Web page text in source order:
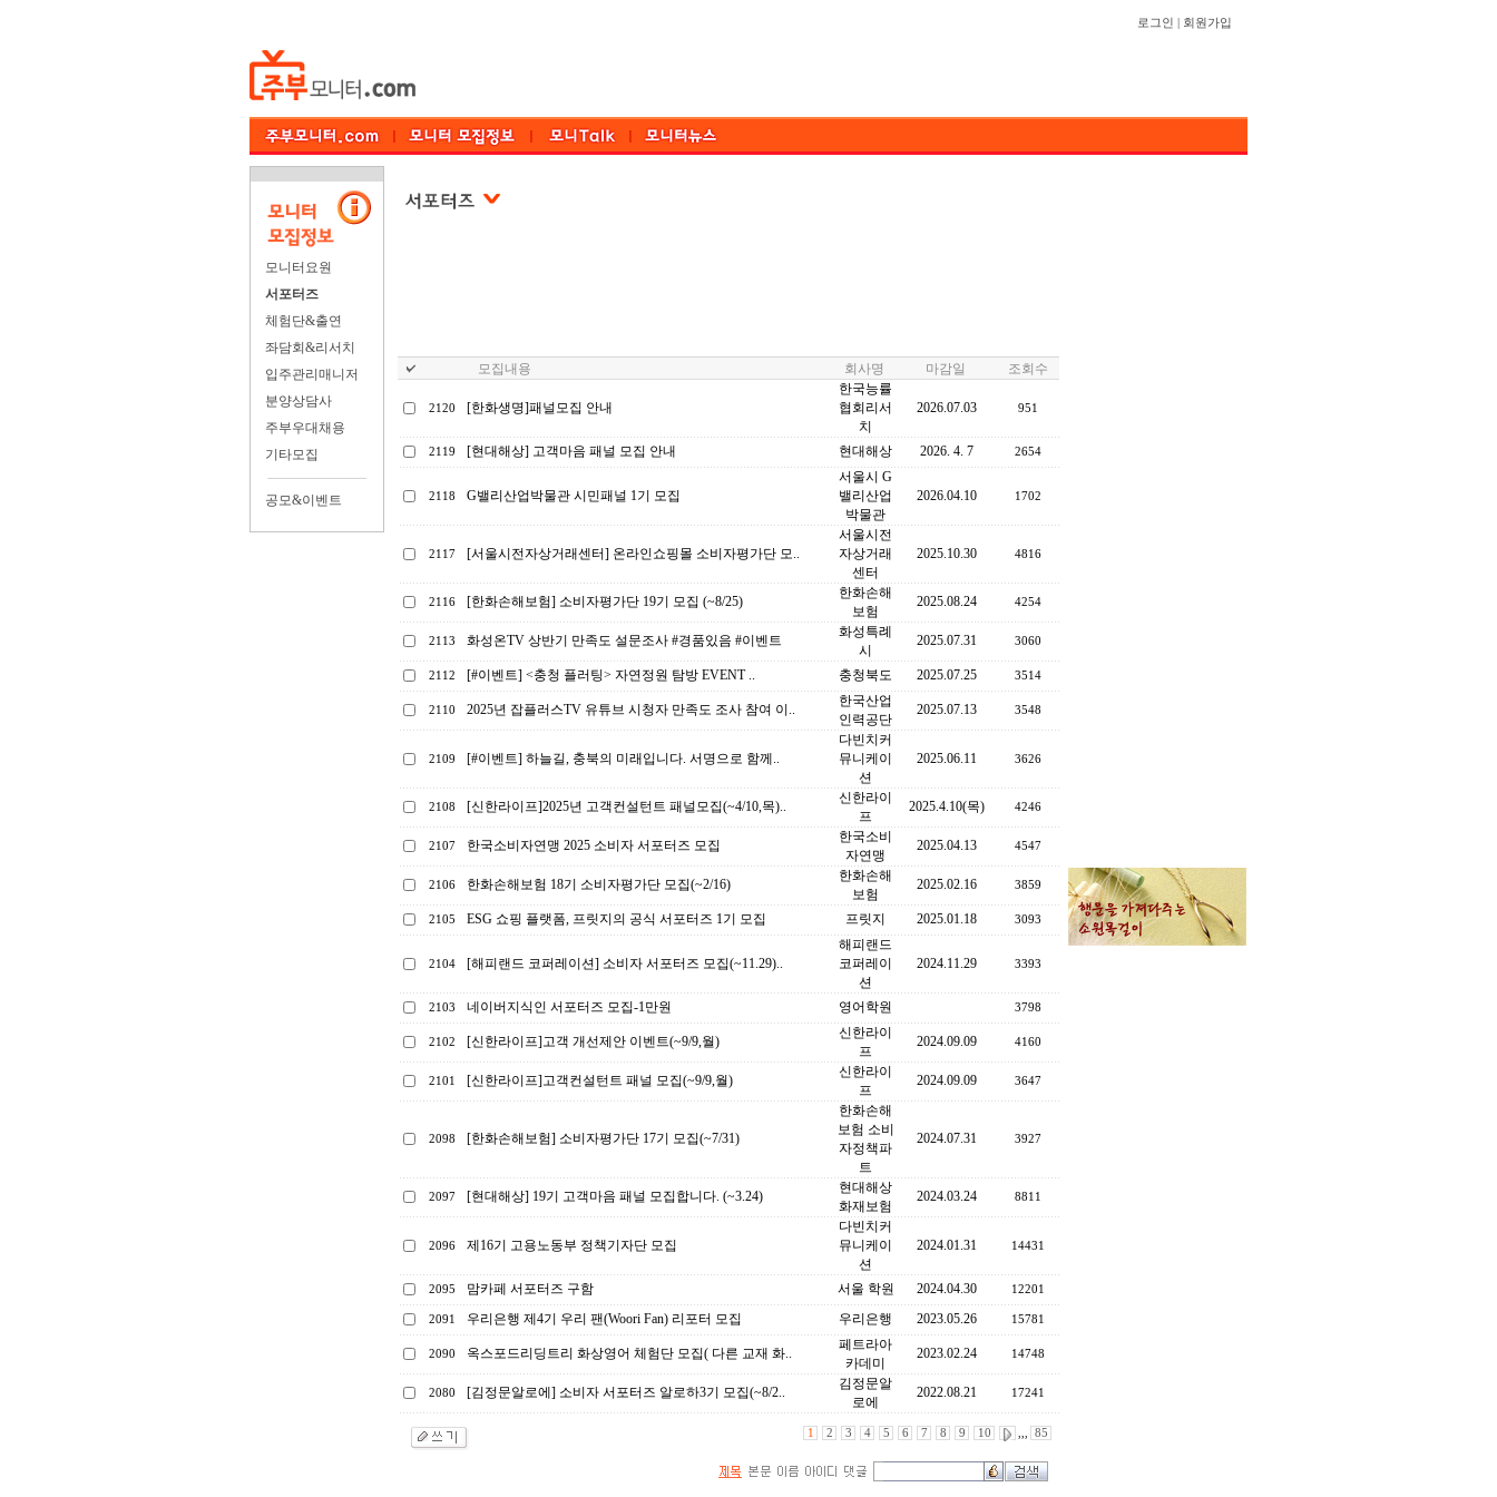
로그인 회원가입
모니터요원
서포터즈
체험단&출연
좌담회&리서치
입주관리매니저
분양상담사
주부우대채용
기타모집
공모&이벤트
모집내용 회사명 마감일 조회수
2120 [한화생명]패널모집 안내
한국능률
협회리서
치
2026.07.03 951
2119 [현대해상] 고객마음 패널 모집 안내 현대해상 2026. 4. 7 2654
2118 G밸리산업박물관 시민패널 1기 모집
서울시 G
밸리산업
박물관
2026.04.10 1702
2117 [서울시전자상거래센터] 온라인쇼핑몰 소비자평가단 모..
서울시전
자상거래
센터
2025.10.30 4816
2116 [한화손해보험] 소비자평가단 19기 모집 (~8/25)
한화손해
보험
2025.08.24 4254
2113 화성온TV 상반기 만족도 설문조사 #경품있음 #이벤트
화성특례
시
2025.07.31 3060
2112 [#이벤트] <충청 플러팅> 자연정원 탐방 EVENT .. 충청북도 2025.07.25 3514
2110 2025년 잡플러스TV 유튜브 시청자 만족도 조사 참여 이..
한국산업
인력공단
2025.07.13 3548
2109 [#이벤트] 하늘길, 충북의 미래입니다. 서명으로 함께..
다빈치커
뮤니케이
션
2025.06.11 3626
2108 [신한라이프]2025년 고객컨설턴트 패널모집(~4/10,목)..
신한라이
프
2025.4.10(목) 4246
2107 한국소비자연맹 2025 소비자 서포터즈 모집
한국소비
자연맹
2025.04.13 4547
2106 한화손해보험 18기 소비자평가단 모집(~2/16)
한화손해
보험
2025.02.16 3859
2105 ESG 쇼핑 플랫폼, 프릿지의 공식 서포터즈 1기 모집 프릿지 2025.01.18 3093
2104 [해피랜드 코퍼레이션] 소비자 서포터즈 모집(~11.29)..
해피랜드
코퍼레이
션
2024.11.29 3393
2103 네이버지식인 서포터즈 모집-1만원 영어학원 3798
2102 [신한라이프]고객 개선제안 이벤트(~9/9,월)
신한라이
프
2024.09.09 4160
2101 [신한라이프]고객컨설턴트 패널 모집(~9/9,월)
신한라이
프
2024.09.09 3647
2098 [한화손해보험] 소비자평가단 17기 모집(~7/31)
한화손해
보험 소비
자정책파
트
2024.07.31 3927
2097 [현대해상] 19기 고객마음 패널 모집합니다. (~3.24)
현대해상
화재보험
2024.03.24 8811
2096 제16기 고용노동부 정책기자단 모집
다빈치커
뮤니케이
션
2024.01.31 14431
2095 맘카페 서포터즈 구함 서울 학원 2024.04.30 12201
2091 우리은행 제4기 우리 팬(Woori Fan) 리포터 모집 우리은행 2023.05.26 15781
2090 옥스포드리딩트리 화상영어 체험단 모집( 다른 교재 화..
페트라아
카데미
2023.02.24 14748
2080 [김정문알로에] 소비자 서포터즈 알로하3기 모집(~8/2..
김정문알
로에
2022.08.21 17241
1 2 3 4 5 6 7 8 9 10 ,,, 85